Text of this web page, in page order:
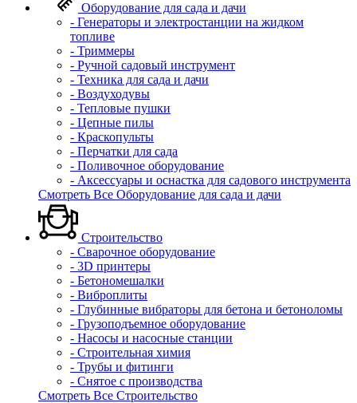
Оборудование для сада и дачи
- Генераторы и электростанции на жидком
топливе
- Триммеры
- Ручной садовый инструмент
- Техника для сада и дачи
- Воздуходувы
- Тепловые пушки
- Цепные пилы
- Краскопульты
- Перчатки для сада
- Поливочное оборудование
- Аксессуары и оснастка для садового инструмента
Смотреть Все Оборудование для сада и дачи
Строительство
- Сварочное оборудование
- 3D принтеры
- Бетономешалки
- Виброплиты
- Глубинные вибраторы для бетона и бетоноломы
- Грузоподъемное оборудование
- Насосы и насосные станции
- Строительная химия
- Трубы и фитинги
- Снятое с производства
Смотреть Все Строительство